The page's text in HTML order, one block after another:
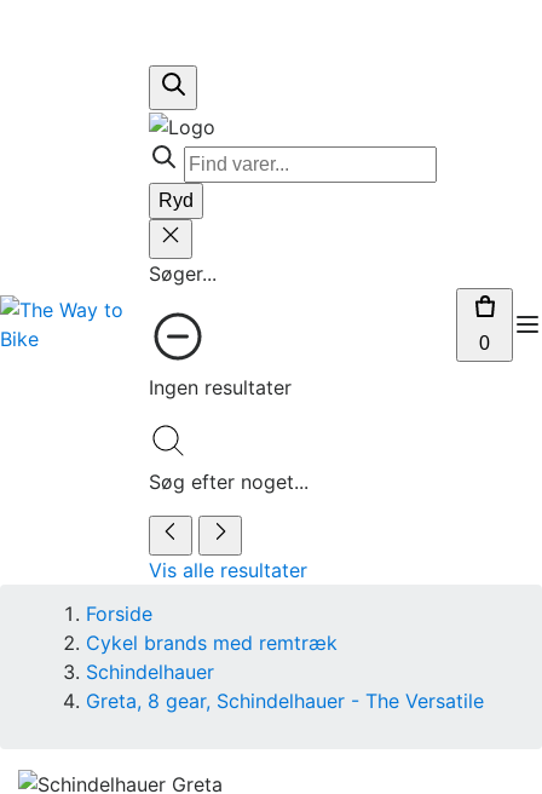
Ryd
Søger...
Ingen resultater
Søg efter noget...
Vis alle resultater
0
Forside
Cykel brands med remtræk
Schindelhauer
Greta, 8 gear, Schindelhauer - The Versatile